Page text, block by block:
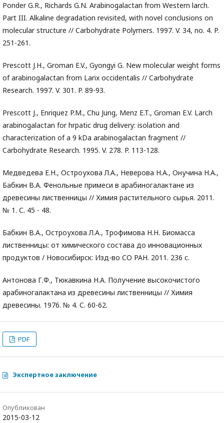
Ponder G.R., Richards G.N. Arabinogalactan from Western larch.
Part III. Alkaline degradation revisited, with novel conclusions on
molecular structure // Carbohydrate Polymers. 1997. V. 34, no. 4. P.
251-261.
Prescott J.H., Groman E.V., Gyongyi G. New molecular weight forms
of arabinogalactan from Larix occidentalis // Carbohydrate
Research. 1997. V. 301. P. 89-93.
Prescott J., Enriquez P.M., Chu Jung, Menz E.T., Groman E.V. Larch
arabinogalactan for hrpatic drug delivery: isolation and
characterization of a 9 kDa arabinogalactan fragment //
Carbohydrate Research. 1995. V. 278. P. 113-128.
Медведева Е.Н., Остроухова Л.А., Неверова Н.А., Онучина Н.А.,
Бабкин В.А. Фенольные примеси в арабиногалактане из
древесины лиственницы // Химия растительного сырья. 2011.
№ 1. С. 45 - 48.
Бабкин В.А., Остроухова Л.А., Трофимова Н.Н. Биомасса
лиственницы: от химического состава до инновационных
продуктов / Новосибирск: Изд-во СО РАН. 2011. 236 с.
Антонова Г.Ф., Тюкавкина Н.А. Получение высокочистого
арабиногалактана из древесины лиственницы // Химия
древесины. 1976. № 4. С. 60-62.
PDF
Экспертное заключение
Опубликован
2015-03-12